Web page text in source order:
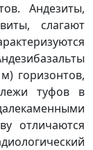
Андезиты,
слагают
горизонтов,
туфов в
отличаются